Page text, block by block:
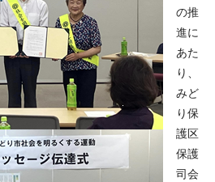
の推
進に
あた
り、
みど
り保
護区
保護
司会